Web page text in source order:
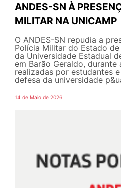
ANDES-SN À
MILITAR NA UNICAMP
O ANDES-SN repudia a
Polícia Militar do Estado
da Universidade Estadual
em Barão Geraldo, durante
realizadas por estudantes
defesa da universidade
14 de Maio de 2026